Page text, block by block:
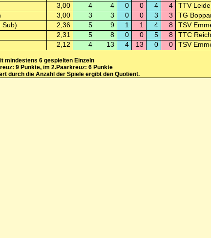
3,00 4 4 0 0 4 4
TTV
3,00 3 3 0 0 3 3
TG
Sub) 2,36 5 9 1 1 4 8
TSV
2,31 5 8 0 0 5 8
TTC Reich
2,12 4 13 4 13 0 0 TSV
mindestens 6 gespielten Einzeln
9 Punkte, im 2.Paarkreuz: 6 Punkte
durch die Anzahl der Spiele ergibt den Quotient.